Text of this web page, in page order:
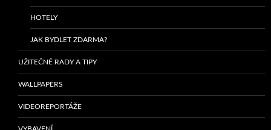
HOTELY
JAK BYDLET ZDARMA?
UŽITEČNÉ RADY A TIPY
WALLPAPERS
VIDEOREPORTÁŽE